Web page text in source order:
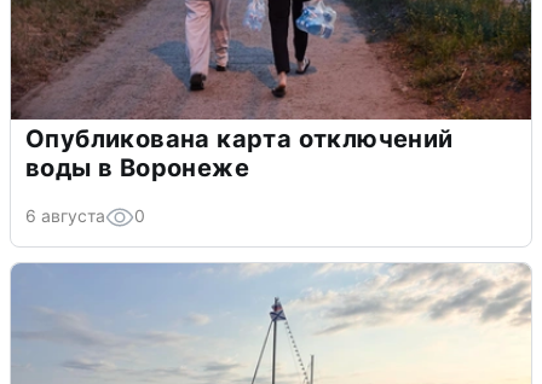
Опубликована карта отключений
воды в Воронеже
6 августа 0